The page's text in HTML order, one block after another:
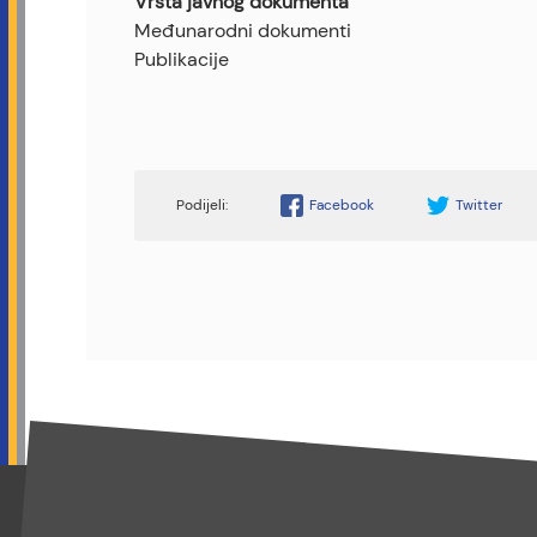
Međunarodni dokumenti
Publikacije
Facebook Twitter